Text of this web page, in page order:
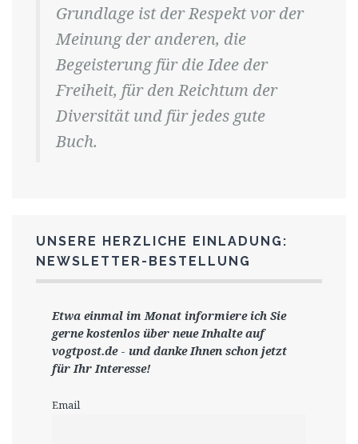
Grundlage ist der Respekt vor der
Meinung der anderen, die
Begeisterung für die Idee der
Freiheit, für den Reichtum der
Diversität und für jedes gute
Buch.
UNSERE HERZLICHE EINLADUNG:
NEWSLETTER-BESTELLUNG
Etwa einmal im Monat informiere ich Sie
gernekostenlos über neue Inhalte auf
vogtpost.de- und danke Ihnen schon jetzt
für Ihr Interesse!
Email